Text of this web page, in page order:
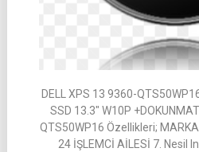
DELL XPS 13 9360-
SSD 13.3″ W10P
QTS50WP16 Özellikleri;
24 İŞLEMCİ AİLESİ 7. Nesil